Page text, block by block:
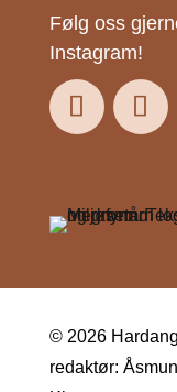
Følg oss
Instagram!
© 2026
redaktør: